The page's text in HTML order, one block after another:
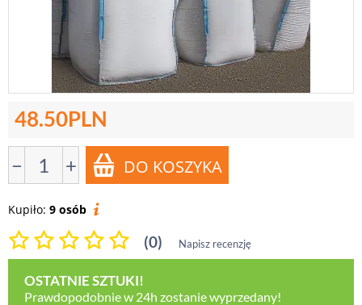
48.50PLN
− +
Kupiło: 9 osób
(0) Napisz recenzję
OSTATNIE SZTUKI!
Prawdopodobnie w 24h zostanie wyprzedany!